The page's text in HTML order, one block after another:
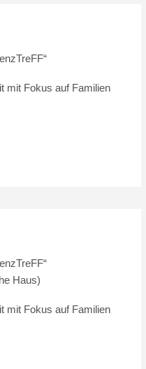
mit Fokus auf Familien
Haus)
mit Fokus auf Familien